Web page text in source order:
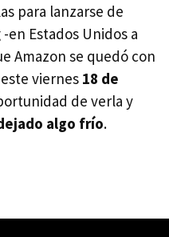
para lanzarse de
Estados Unidos a
Amazon se quedó con
viernes 18 de
de verla y
algo frío.